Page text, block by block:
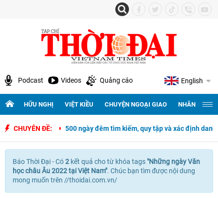
Podcast Videos Quảng cáo English
HỮU NGHỊ VIỆT KIỀU CHUYỆN NGOẠI GIAO NHÂN
CHUYÊN ĐỀ:
- Philippines 500 ngày đêm tìm kiếm, quy tập và xác định danh
Báo Thời Đại - Có2 kết quả chotừ khóa tags "Những ngày Văn
học châu Âu 2022 tại Việt Nam". Chúc bạn tìm được nội dung
mong muốn trên //thoidai.com.vn/